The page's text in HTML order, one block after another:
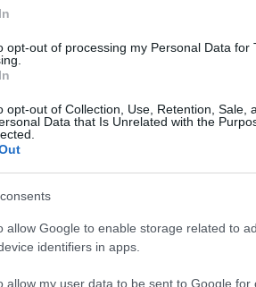
opt-out of processing my Personal Data for
opt-out of Collection, Use, Retention, Sale,
Data that Is Unrelated with the
allow Google to enable storage related to
identifiers in apps.
allow my user data to be sent to Google for
décadas de experiência em
Segundo suas estimativas, uma
trilhões.
do próprio sistema do Pix.
avaliações bilionárias e,
quem é o dono desse ativo e